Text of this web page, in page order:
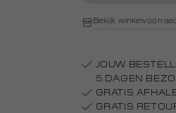
Bekijk
JOUW
5 DAGEN
GRATIS
GRATIS